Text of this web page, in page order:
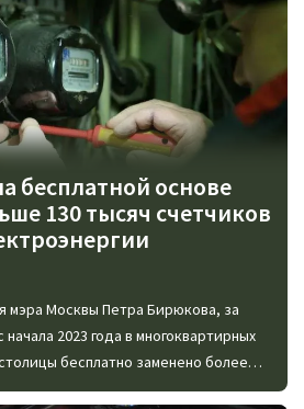
бесплатной основе
130 тысяч счетчиков
мэра Москвы Петра Бирюкова, за
2023 года в многоквартирных
бесплатно заменено более
энергии.